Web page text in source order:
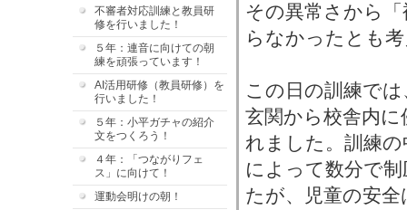
不審者対応訓練と教員研
修を行いました！
５年：連音に向けての朝
練を頑張っています！
AI活用研修（教員研修）を
行いました！
５年：小平ガチャの紹介
文をつくろう！
４年：「つながりフェ
ス」に向けて！
運動会明けの朝！
その異常さから
らなかったとも
この日の訓練で
玄関から校舎内
れました。訓練
によって数分で
たが、児童の安